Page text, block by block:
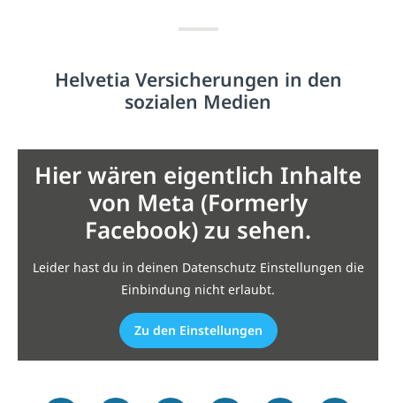
Helvetia Versicherungen in den
sozialen Medien
Hier wären eigentlich Inhalte
von Meta (Formerly
Facebook) zu sehen.
Leider hast du in deinen Datenschutz Einstellungen die
Einbindung nicht erlaubt.
Zu den Einstellungen